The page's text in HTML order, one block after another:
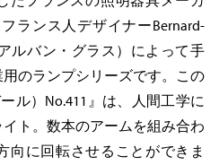
フランス人デザイナーBernard-
ルバン・グラス）によって手
のランプシリーズです。この
ール）No.411』は、人間工学に
ト。数本のアームを組み合わ
向に回転させることができま